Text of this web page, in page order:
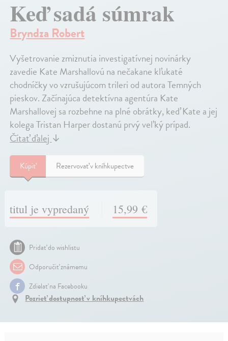
Keď sadá súmrak
Bryndza Robert
Vyšetrovanie zmiznutia investigatívnej novinárky
zavedie Kate Marshallovú na nečakane kľukaté
chodníčky vo vzrušujúcom trileri od autora Temných
pieskov. Začínajúca detektívna agentúra Kate
Marshallovej sa rozbehne na plné obrátky, keď Kate a jej
kolega Tristan Harper dostanú prvý veľký prípad.
Čítať ďalej↓
Kúpiť Rezervovať v kníhkupectve
titul je vypredaný 15,99 €
Pridať do wishlistu
Odporučiť známemu
Zdielať na Facebooku
Pozrieť dostupnosť v kníhkupectvách